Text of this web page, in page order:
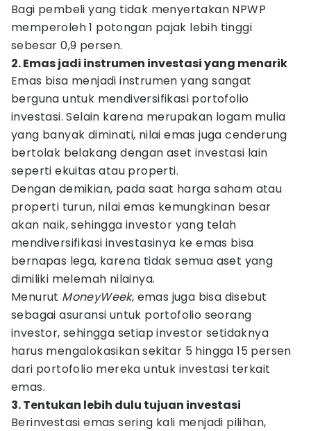
Bagi pembeli yang tidak menyertakan NPWP
memperoleh 1 potongan pajak lebih tinggi
sebesar 0,9 persen.
2. Emas jadi instrumen investasi yang menarik
Emas bisa menjadi instrumen yang sangat
berguna untuk mendiversifikasi portofolio
investasi. Selain karena merupakan logam mulia
yang banyak diminati, nilai emas juga cenderung
bertolak belakang dengan aset investasi lain
seperti ekuitas atau properti.
Dengan demikian, pada saat harga saham atau
properti turun, nilai emas kemungkinan besar
akan naik, sehingga investor yang telah
mendiversifikasi investasinya ke emas bisa
bernapas lega, karena tidak semua aset yang
dimiliki melemah nilainya.
Menurut MoneyWeek, emas juga bisa disebut
sebagai asuransi untuk portofolio seorang
investor, sehingga setiap investor setidaknya
harus mengalokasikan sekitar 5 hingga 15 persen
dari portofolio mereka untuk investasi terkait
emas.
3. Tentukan lebih dulu tujuan investasi
Berinvestasi emas sering kali menjadi pilihan,